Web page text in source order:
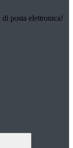
posta elettronica!